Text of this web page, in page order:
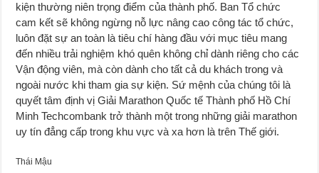
kiện thường niên trọng điểm của thành phố. Ban Tổ chức
cam kết sẽ không ngừng nỗ lực nâng cao công tác tổ chức,
luôn đặt sự an toàn là tiêu chí hàng đầu với mục tiêu mang
đến nhiều trải nghiệm khó quên không chỉ dành riêng cho các
Vận động viên, mà còn dành cho tất cả du khách trong và
ngoài nước khi tham gia sự kiện. Sứ mệnh của chúng tôi là
quyết tâm định vị Giải Marathon Quốc tế Thành phố Hồ Chí
Minh Techcombank trở thành một trong những giải marathon
uy tín đẳng cấp trong khu vực và xa hơn là trên Thế giới.
Thái Mậu